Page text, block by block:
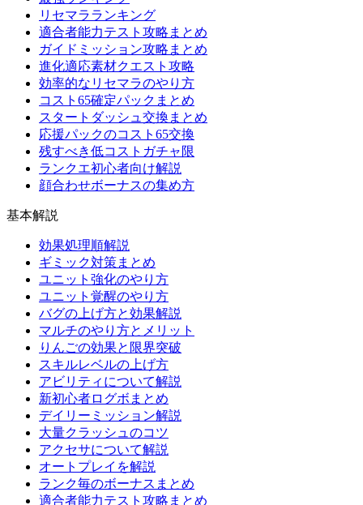
リセマラランキング
適合者能力テスト攻略まとめ
ガイドミッション攻略まとめ
進化適応素材クエスト攻略
効率的なリセマラのやり方
コスト65確定パックまとめ
スタートダッシュ交換まとめ
応援パックのコスト65交換
残すべき低コストガチャ限
ランクエ初心者向け解説
顔合わせボーナスの集め方
基本解説
効果処理順解説
ギミック対策まとめ
ユニット強化のやり方
ユニット覚醒のやり方
バグの上げ方と効果解説
マルチのやり方とメリット
りんごの効果と限界突破
スキルレベルの上げ方
アビリティについて解説
新初心者ログボまとめ
デイリーミッション解説
大量クラッシュのコツ
アクセサについて解説
オートプレイを解説
ランク毎のボーナスまとめ
適合者能力テスト攻略まとめ